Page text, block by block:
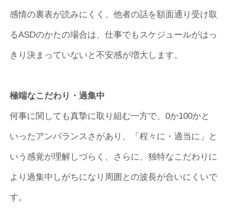
感情の裏表が読みにくく、他者の話を額面通り受け取
るASDのかたの場合は、仕事でもスケジュールがはっ
きり決まっていないと不安感が増大します。
極端なこだわり・過集中
何事に関しても真摯に取り組む一方で、0か100かと
いったアンバランスさがあり、「程々に・適当に」と
いう感覚が理解しづらく、さらに、独特なこだわりに
より過集中しがちになり周囲との波長が合いにくいで
す。